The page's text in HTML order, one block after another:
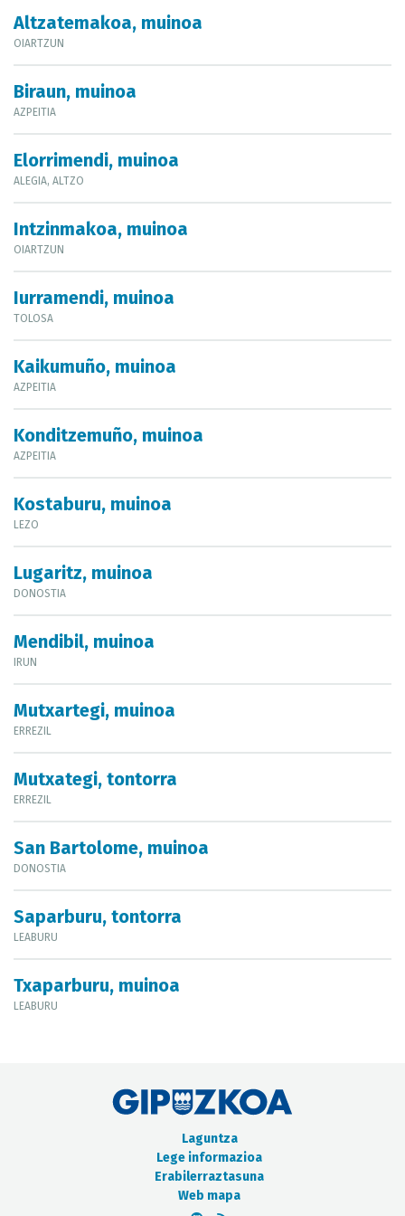
Altzatemakoa, muinoa
OIARTZUN
Biraun, muinoa
AZPEITIA
Elorrimendi, muinoa
ALEGIA, ALTZO
Intzinmakoa, muinoa
OIARTZUN
Iurramendi, muinoa
TOLOSA
Kaikumuño, muinoa
AZPEITIA
Konditzemuño, muinoa
AZPEITIA
Kostaburu, muinoa
LEZO
Lugaritz, muinoa
DONOSTIA
Mendibil, muinoa
IRUN
Mutxartegi, muinoa
ERREZIL
Mutxategi, tontorra
ERREZIL
San Bartolome, muinoa
DONOSTIA
Saparburu, tontorra
LEABURU
Txaparburu, muinoa
LEABURU
Laguntza
Lege informazioa
Erabilerraztasuna
Web mapa